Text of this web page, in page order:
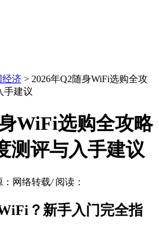
经济 > 2026年Q2随身WiFi选购全攻
手建议
WiFi选购全攻略
测评与入手建议
：网络转载/ 阅读：
？新手入门完全指